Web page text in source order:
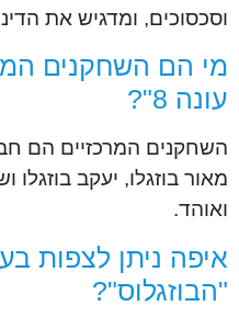
וסכסוכים, ומדגיש את
מי הם השחקנים
עונה 8"?
השחקנים המרכזיים הם
מאור בוזגלו, יעקב
ואוהד.
"הבוזגלוס"?